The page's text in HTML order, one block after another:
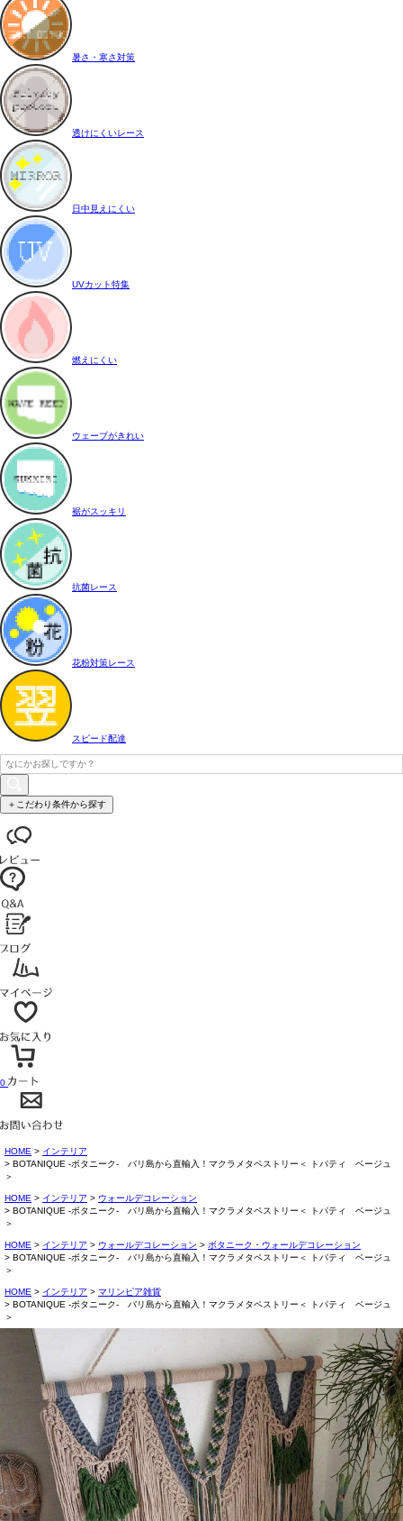
暑さ・寒さ対策
透けにくいレース
日中見えにくい
UVカット特集
燃えにくい
ウェーブがきれい
裾がスッキリ
抗菌レース
花粉対策レース
スピード配達
＋こだわり条件から探す
0
HOME
インテリア
BOTANIQUE -ボタニーク- バリ島から直輸入！マクラメタペストリー＜ トパティ ベージュ
＞
HOME インテリア
ウォールデコレーション
BOTANIQUE -ボタニーク- バリ島から直輸入！マクラメタペストリー＜ トパティ ベージュ
＞
HOME インテリア ウォールデコレーション
ボタニーク・ウォールデコレーション
BOTANIQUE -ボタニーク- バリ島から直輸入！マクラメタペストリー＜ トパティ ベージュ
＞
HOME インテリア
マリンピア雑貨
BOTANIQUE -ボタニーク- バリ島から直輸入！マクラメタペストリー＜ トパティ ベージュ
＞